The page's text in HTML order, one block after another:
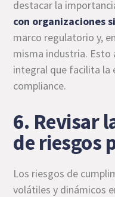
destacar la
con organizaciones
marco regulatorio y,
misma industria. Esto
integral que facilita la
compliance.
6. Revisar
de riesgos
Los riesgos de
volátiles y dinámicos